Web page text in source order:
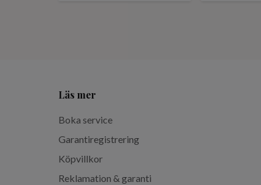
Läs mer
Boka service
Garantiregistrering
Köpvillkor
Reklamation & garanti